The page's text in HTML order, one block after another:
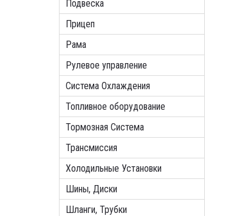
Подвеска
Прицеп
Рама
Рулевое управление
Система Охлаждения
Топливное оборудование
Тормозная Система
Трансмиссия
Холодильные Установки
Шины, Диски
Шланги, Трубки